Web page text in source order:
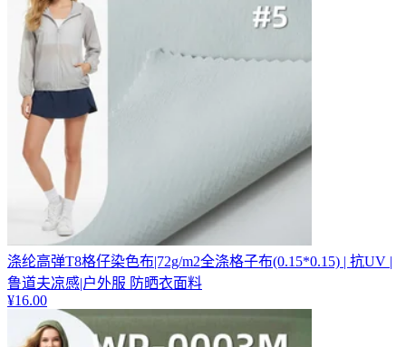
涤纶高弹T8格仔染色布|72g/m2全涤格子布(0.15*0.15) | 抗UV |
鲁道夫凉感|户外服 防晒衣面料
¥16.00